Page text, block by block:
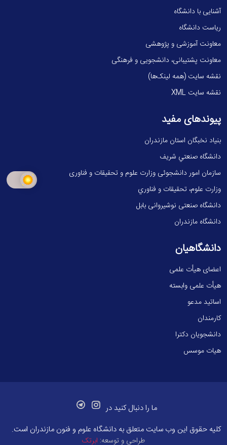
آشنایی با دانشگاه
ریاست دانشگاه
معاونت آموزشی و پژوهشی
معاونت پشتیبانی، دانشجویی و فرهنگی
نقشه سایت (همه لینک‌ها)
نقشه سایت XML
پیوندهای مفید
بنیاد نخبگان استان مازندران
دانشگاه صنعتي شريف
سازمان امور دانشجوئی وزارت علوم و تحقیقات و فناوری
وزارت علوم، تحقيقات و فناوري
دانشگاه صنعتی نوشیروانی بابل
دانشگاه مازندران
دانشگاهیان
اعضای هیأت علمی
هیأت علمی وابسته
اساتید مدعو
کارمندان
دانشجویان دکترا
هیات موسس
ما را دنبال کنید در
کلیه حقوق این وب سایت متعلق به دانشگاه علوم و فنون مازندران است.
طراحی و توسعه: ابرتک